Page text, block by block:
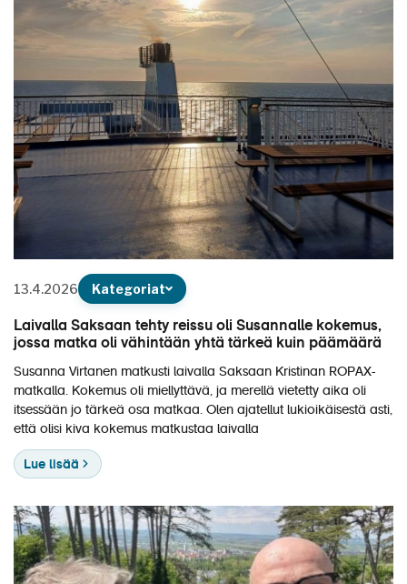
13.4.2026 Kategoriat
Laivalla Saksaan tehty reissu oli Susannalle kokemus,
jossa matka oli vähintään yhtä tärkeä kuin päämäärä
Susanna Virtanen matkusti laivalla Saksaan Kristinan ROPAX-
matkalla. Kokemus oli miellyttävä, ja merellä vietetty aika oli
itsessään jo tärkeä osa matkaa. Olen ajatellut lukioikäisestä asti,
että olisi kiva kokemus matkustaa laivalla
Lue lisää